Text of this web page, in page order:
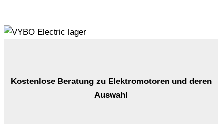
Kostenlose Beratung zu Elektromotoren und deren
Auswahl